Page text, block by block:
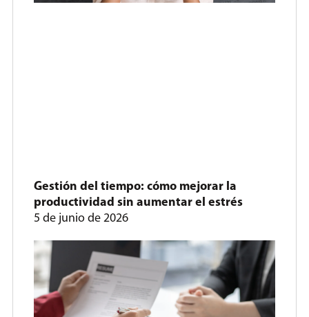
Gestión del tiempo: cómo mejorar la
productividad sin aumentar el estrés
5 de junio de 2026